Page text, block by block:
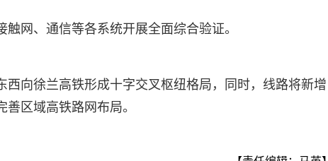
网、通信等各系统开展全面综合验证。
向徐兰高铁形成十字交叉枢纽格局，同时，线路将新增
区域高铁路网布局。